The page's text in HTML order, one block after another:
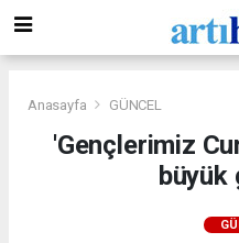
Anasayfa GÜNCEL
'Gençlerimiz
büyük